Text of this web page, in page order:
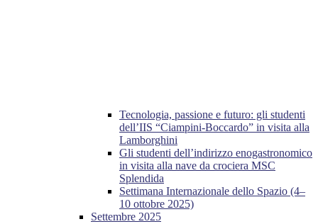
Tecnologia, passione e futuro: gli studenti
dell’IIS “Ciampini-Boccardo” in visita alla
Lamborghini
Gli studenti dell’indirizzo enogastronomico
in visita alla nave da crociera MSC
Splendida
Settimana Internazionale dello Spazio (4–
10 ottobre 2025)
Settembre 2025